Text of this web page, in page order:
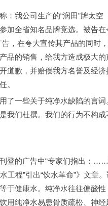
我公司生产的“润田”牌太空
加全省知名品牌竞选。被告在
，在夸大宣传其产品的同时
品的销售，给我方造成极大
歉，并赔偿我方名誉及经济
。
一些关于纯净水缺陷的言词
我们杜撰。我们的行为不构
的广告中“专家们指出：
工程”引出“饮水革命”》文章
于健康水。纯净水往往偏酸性
用纯净水易患骨质疏松、神经